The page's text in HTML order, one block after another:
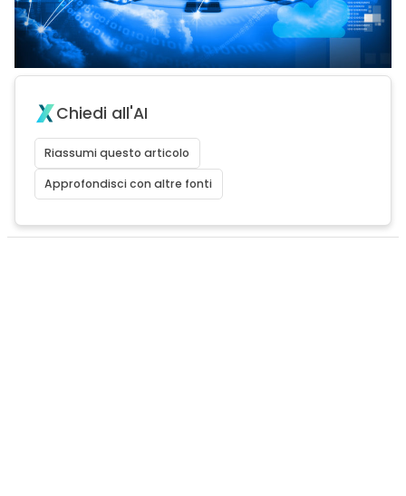
Chiedi all'AI
Riassumi questo articolo
Approfondisci con altre fonti